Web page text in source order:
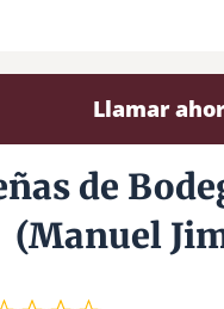
Llamar
de
(Manuel